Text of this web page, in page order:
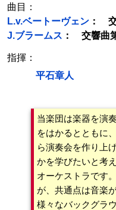
曲目：
L.v.ベートーヴェン ：
J.ブラームス ： 交響曲
指揮：
平石章人
当楽団は楽器を演
をはかるとともに
ら演奏会を作り上
かを学びたいと考
オーケストラです
が、共通点は音楽
様々なバックグラ